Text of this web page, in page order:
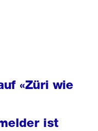
«Züri wie
ist